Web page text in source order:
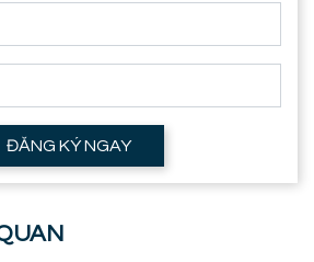
ĐĂNG KÝ NGAY